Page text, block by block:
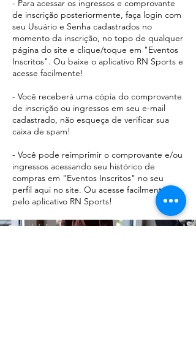
- Para acessar os ingressos e comprovante
de inscrição posteriormente, faça login com
seu Usuário e Senha cadastrados no
momento da inscrição, no topo de qualquer
página do site e clique/toque em "Eventos
Inscritos". Ou baixe o aplicativo RN Sports e
acesse facilmente!
- Você receberá uma cópia do comprovante
de inscrição ou ingressos em seu e-mail
cadastrado, não esqueça de verificar sua
caixa de spam!
- Você pode reimprimir o comprovante e/ou
ingressos acessando seu histórico de
compras em "Eventos Inscritos" no seu
perfil aqui no site. Ou acesse facilmente
pelo aplicativo RN Sports!
Publicidade fixa - Imagems